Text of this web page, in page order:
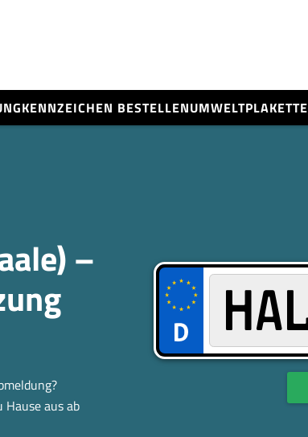
KENNZEICHEN BESTELLENUMWELTPLAKETTE
–
Hause aus ab